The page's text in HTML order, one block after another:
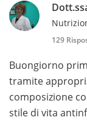
129
Buongiorno
tramite
composizione
stile di vita